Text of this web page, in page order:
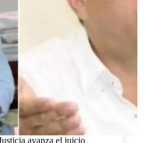
avanza el juicio